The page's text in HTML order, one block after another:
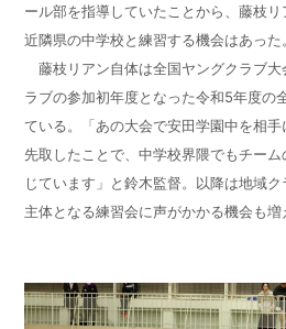
ール部を指導していたことから、藤枝
近隣県の中学校と練習する機会はあった
藤枝リアン自体は全国ヤングクラブ大
ラブの参加初年度となった令和5年度の
ている。「あの大会で安田学園中を相
先取したことで、中学校界隈でもチー
じています」と鈴木監督。以降は地域
主体となる練習会に声がかかる機会も増